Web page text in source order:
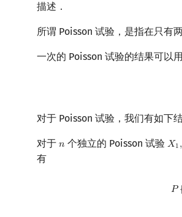
描述．
所谓 Poisson 试验，是指在只有
一次的 Poisson 试验的结果可以
对于 Poisson 试验，我们有如下结
对于 𝑛
n 个独立的 Poisson 试验 𝑋1,
X1,
有
𝑃